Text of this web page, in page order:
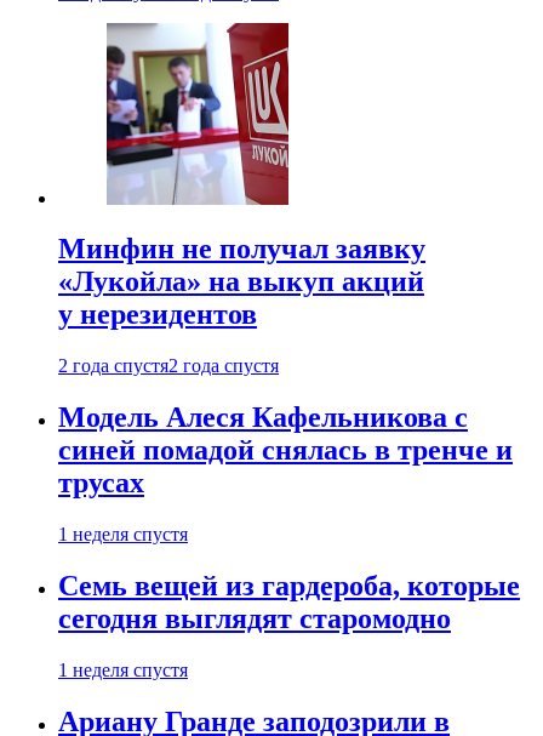
Минфин не получал заявку
«Лукойла» на выкуп акций
у нерезидентов
2 года спустя2 года спустя
Модель Алеся Кафельникова с
синей помадой снялась в тренче и
трусах
1 неделя спустя
Семь вещей из гардероба, которые
сегодня выглядят старомодно
1 неделя спустя
Ариану Гранде заподозрили в